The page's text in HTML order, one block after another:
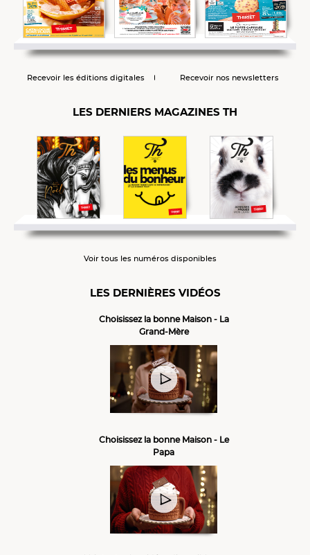
Recevoir les éditions digitales Recevoir nos newsletters
LES DERNIERS MAGAZINES TH
Voir tous les numéros disponibles
LES DERNIÈRES VIDÉOS
Choisissez la bonne Maison - La
Grand-Mère
Choisissez la bonne Maison - Le
Papa